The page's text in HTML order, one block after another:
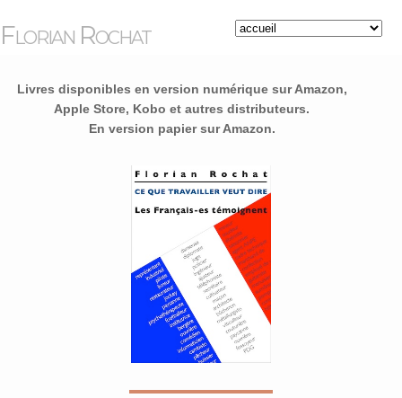
Florian Rochat
Livres disponibles en version numérique sur Amazon,
Apple Store, Kobo et autres distributeurs.
En version papier sur Amazon.